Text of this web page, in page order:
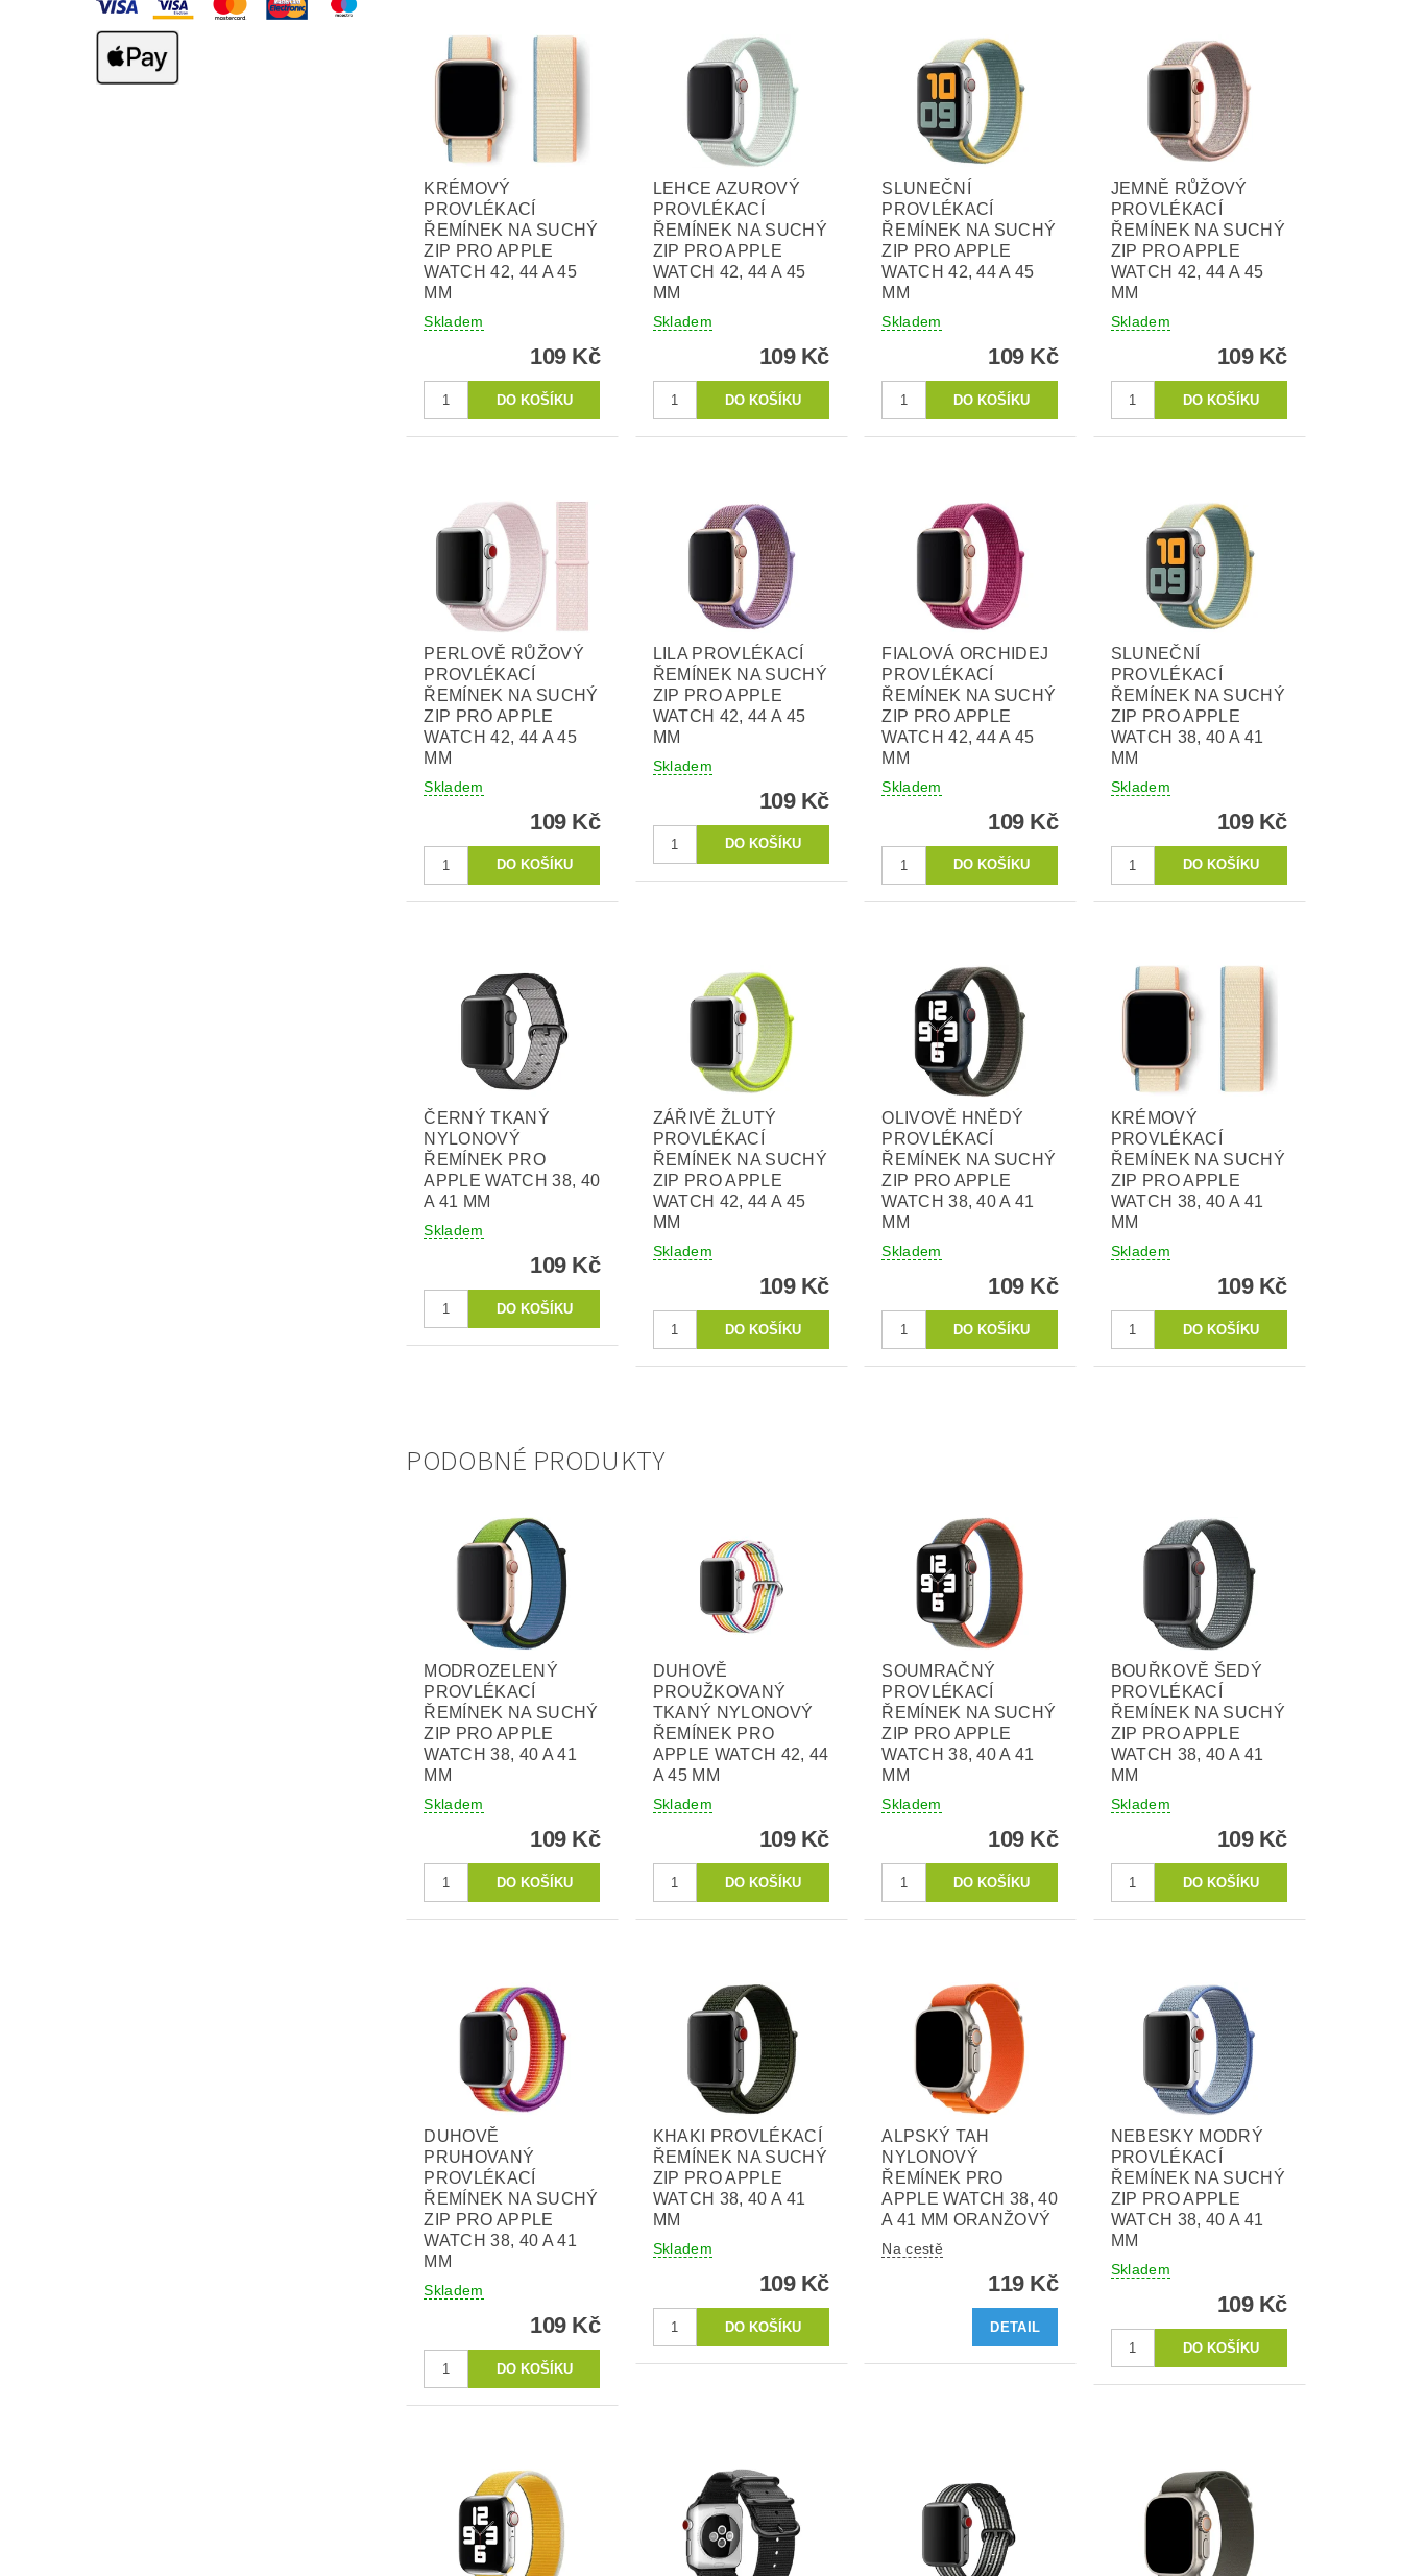
KRÉMOVÝ
PROVLÉKACÍ
ŘEMÍNEK NA SUCHÝ
ZIP PRO APPLE
WATCH 42, 44 A 45
MM
Skladem
109 Kč
LEHCE AZUROVÝ
PROVLÉKACÍ
ŘEMÍNEK NA SUCHÝ
ZIP PRO APPLE
WATCH 42, 44 A 45
MM
Skladem
109 Kč
SLUNEČNÍ
PROVLÉKACÍ
ŘEMÍNEK NA SUCHÝ
ZIP PRO APPLE
WATCH 42, 44 A 45
MM
Skladem
109 Kč
JEMNĚ RŮŽOVÝ
PROVLÉKACÍ
ŘEMÍNEK NA SUCHÝ
ZIP PRO APPLE
WATCH 42, 44 A 45
MM
Skladem
109 Kč
PERLOVĚ RŮŽOVÝ
PROVLÉKACÍ
ŘEMÍNEK NA SUCHÝ
ZIP PRO APPLE
WATCH 42, 44 A 45
MM
Skladem
109 Kč
LILA PROVLÉKACÍ
ŘEMÍNEK NA SUCHÝ
ZIP PRO APPLE
WATCH 42, 44 A 45
MM
Skladem
109 Kč
FIALOVÁ ORCHIDEJ
PROVLÉKACÍ
ŘEMÍNEK NA SUCHÝ
ZIP PRO APPLE
WATCH 42, 44 A 45
MM
Skladem
109 Kč
SLUNEČNÍ
PROVLÉKACÍ
ŘEMÍNEK NA SUCHÝ
ZIP PRO APPLE
WATCH 38, 40 A 41
MM
Skladem
109 Kč
ČERNÝ TKANÝ
NYLONOVÝ
ŘEMÍNEK PRO
APPLE WATCH 38, 40
A 41 MM
Skladem
109 Kč
ZÁŘIVĚ ŽLUTÝ
PROVLÉKACÍ
ŘEMÍNEK NA SUCHÝ
ZIP PRO APPLE
WATCH 42, 44 A 45
MM
Skladem
109 Kč
OLIVOVĚ HNĚDÝ
PROVLÉKACÍ
ŘEMÍNEK NA SUCHÝ
ZIP PRO APPLE
WATCH 38, 40 A 41
MM
Skladem
109 Kč
KRÉMOVÝ
PROVLÉKACÍ
ŘEMÍNEK NA SUCHÝ
ZIP PRO APPLE
WATCH 38, 40 A 41
MM
Skladem
109 Kč
PODOBNÉ PRODUKTY
MODROZELENÝ
PROVLÉKACÍ
ŘEMÍNEK NA SUCHÝ
ZIP PRO APPLE
WATCH 38, 40 A 41
MM
Skladem
109 Kč
DUHOVĚ
PROUŽKOVANÝ
TKANÝ NYLONOVÝ
ŘEMÍNEK PRO
APPLE WATCH 42, 44
A 45 MM
Skladem
109 Kč
SOUMRAČNÝ
PROVLÉKACÍ
ŘEMÍNEK NA SUCHÝ
ZIP PRO APPLE
WATCH 38, 40 A 41
MM
Skladem
109 Kč
BOUŘKOVĚ ŠEDÝ
PROVLÉKACÍ
ŘEMÍNEK NA SUCHÝ
ZIP PRO APPLE
WATCH 38, 40 A 41
MM
Skladem
109 Kč
DUHOVĚ
PRUHOVANÝ
PROVLÉKACÍ
ŘEMÍNEK NA SUCHÝ
ZIP PRO APPLE
WATCH 38, 40 A 41
MM
Skladem
109 Kč
KHAKI PROVLÉKACÍ
ŘEMÍNEK NA SUCHÝ
ZIP PRO APPLE
WATCH 38, 40 A 41
MM
Skladem
109 Kč
ALPSKÝ TAH
NYLONOVÝ
ŘEMÍNEK PRO
APPLE WATCH 38, 40
A 41 MM ORANŽOVÝ
Na cestě
119 Kč
DETAIL
NEBESKY MODRÝ
PROVLÉKACÍ
ŘEMÍNEK NA SUCHÝ
ZIP PRO APPLE
WATCH 38, 40 A 41
MM
Skladem
109 Kč